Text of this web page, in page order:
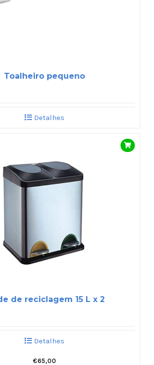
Toalheiro pequeno
Detalhes
de reciclagem 15 L x 2
Detalhes
€65,00